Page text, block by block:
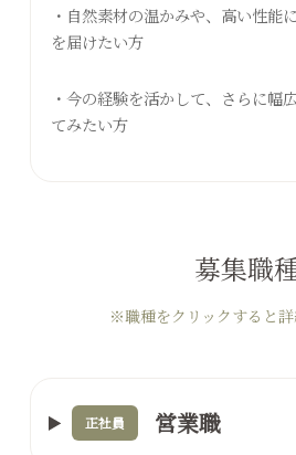
・自然素材の温かみや、高い性能
を届けたい方
・今の経験を活かして、さらに幅
てみたい方
募集職
※職種をクリックすると
正社員 営業職